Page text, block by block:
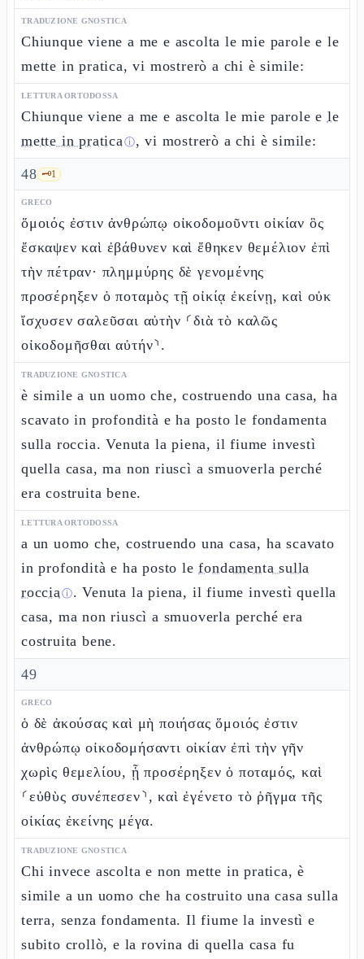
TRADUZIONE GNOSTICA
Chiunque viene a me e ascolta le mie parole e le
mette in pratica, vi mostrerò a chi è simile:
LETTURA ORTODOSSA
Chiunque viene a me e ascolta le mie parole e le
mette in praticaⓘ, vi mostrerò a chi è simile:
48 🗝️1
GRECO
ὅμοιός ἐστιν ἀνθρώπῳ οἰκοδομοῦντι οἰκίαν ὃς
ἔσκαψεν καὶ ἐβάθυνεν καὶ ἔθηκεν θεμέλιον ἐπὶ
τὴν πέτραν· πλημμύρης δὲ γενομένης
προσέρηξεν ὁ ποταμὸς τῇ οἰκίᾳ ἐκείνῃ, καὶ οὐκ
ἴσχυσεν σαλεῦσαι αὐτὴν ⸂διὰ τὸ καλῶς
οἰκοδομῆσθαι αὐτήν⸃.
TRADUZIONE GNOSTICA
è simile a un uomo che, costruendo una casa, ha
scavato in profondità e ha posto le fondamenta
sulla roccia. Venuta la piena, il fiume investì
quella casa, ma non riuscì a smuoverla perché
era costruita bene.
LETTURA ORTODOSSA
a un uomo che, costruendo una casa, ha scavato
in profondità e ha posto lefondamenta sulla
rocciaⓘ. Venuta la piena, il fiume investì quella
casa, ma non riuscì a smuoverla perché era
costruita bene.
49
GRECO
ὁ δὲ ἀκούσας καὶ μὴ ποιήσας ὅμοιός ἐστιν
ἀνθρώπῳ οἰκοδομήσαντι οἰκίαν ἐπὶ τὴν γῆν
χωρὶς θεμελίου, ᾗ προσέρηξεν ὁ ποταμός, καὶ
⸂εὐθὺς συνέπεσεν⸃, καὶ ἐγένετο τὸ ῥῆγμα τῆς
οἰκίας ἐκείνης μέγα.
TRADUZIONE GNOSTICA
Chi invece ascolta e non mette in pratica, è
simile a un uomo che ha costruito una casa sulla
terra, senza fondamenta. Il fiume la investì e
subito crollò, e la rovina di quella casa fu